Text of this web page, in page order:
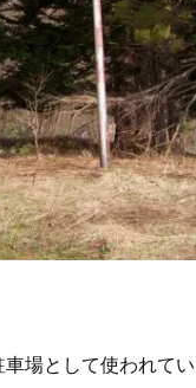
場として使われてい